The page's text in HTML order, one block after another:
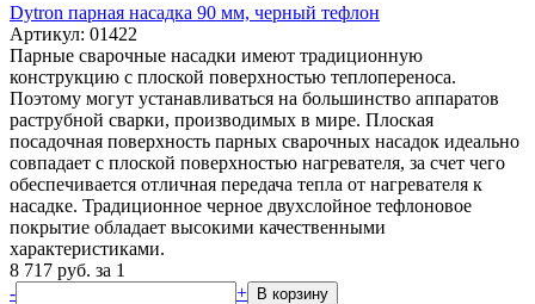
Dytron парная насадка 90 мм, черный тефлон
Артикул: 01422
Парные сварочные насадки имеют традиционную
конструкцию с плоской поверхностью теплопереноса.
Поэтому могут устанавливаться на большинство аппаратов
раструбной сварки, производимых в мире. Плоская
посадочная поверхность парных сварочных насадок идеально
совпадает с плоской поверхностью нагревателя, за счет чего
обеспечивается отличная передача тепла от нагревателя к
насадке. Традиционное черное двухслойное тефлоновое
покрытие обладает высокими качественными
характеристиками.
8 717 руб. за 1
-
+ В корзину